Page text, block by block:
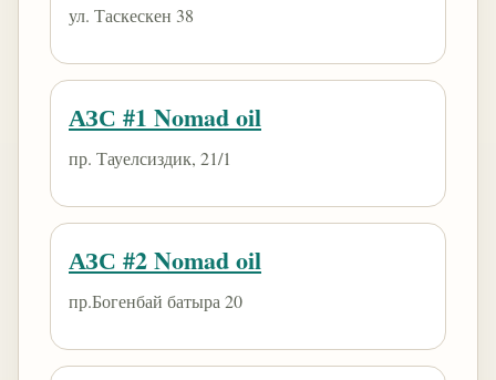
ул. Таскескен 38
АЗС #1 Nomad oil
пр. Тауелсиздик, 21/1
АЗС #2 Nomad oil
пр.Богенбай батыра 20